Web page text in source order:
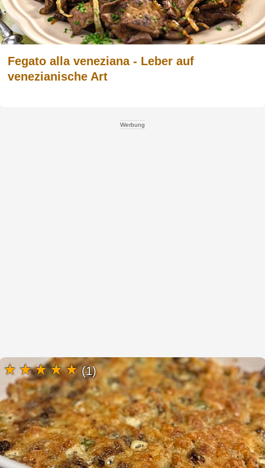
Fegato alla veneziana - Leber auf
venezianische Art
Werbung
(1)